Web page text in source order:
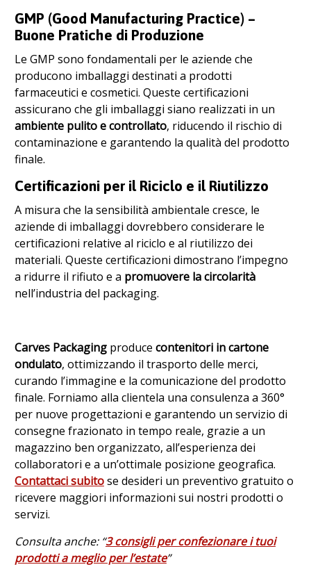
GMP (Good Manufacturing Practice) –
Buone Pratiche di Produzione
Le GMP sono fondamentali per le aziende che
producono imballaggi destinati a prodotti
farmaceutici e cosmetici. Queste certificazioni
assicurano che gli imballaggi siano realizzati in un
ambiente pulito e controllato, riducendo il rischio di
contaminazione e garantendo la qualità del prodotto
finale.
Certificazioni per il Riciclo e il Riutilizzo
A misura che la sensibilità ambientale cresce, le
aziende di imballaggi dovrebbero considerare le
certificazioni relative al riciclo e al riutilizzo dei
materiali. Queste certificazioni dimostrano l’impegno
a ridurre il rifiuto e a promuovere la circolarità
nell’industria del packaging.
Carves Packagingproduce contenitori in cartone
ondulato, ottimizzando il trasporto delle merci,
curando l’immagine e la comunicazione del prodotto
finale. Forniamo alla clientela una consulenza a 360°
per nuove progettazioni e garantendo un servizio di
consegne frazionato in tempo reale, grazie a un
magazzino ben organizzato, all’esperienza dei
collaboratori e a un’ottimale posizione geografica.
Contattaci subitose desideri un preventivo gratuito o
ricevere maggiori informazioni sui nostri prodotti o
servizi.
Consulta anche: “3 consigli per confezionare i tuoi
prodotti a meglio per l’estate”